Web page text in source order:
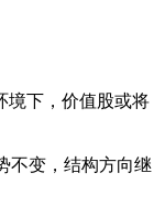
境下，价值股或将
不变，结构方向继